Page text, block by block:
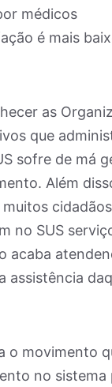
médicos
é mais
as
que
sofre de má
Além
no SUS
acaba
assistência
o movimento
no sistema